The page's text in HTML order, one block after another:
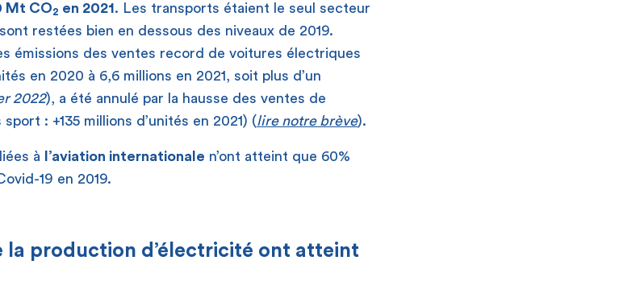
Mt CO2 en 2021. Les transports étaient le seul secteur
sont restées bien en dessous des niveaux de 2019.
émissions des ventes record de voitures électriques
en 2020 à 6,6 millions en 2021, soit plus d’un
2022), a été annulé par la hausse des ventes de
: +135 millions d’unités en 2021) (lire notre brève).
liées à l’aviation internationale n’ont atteint que 60%
19 en 2019.
la production d’électricité ont atteint